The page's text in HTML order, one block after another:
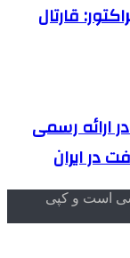
قارتال
ارائه رسمی
در ایران
است و کپی